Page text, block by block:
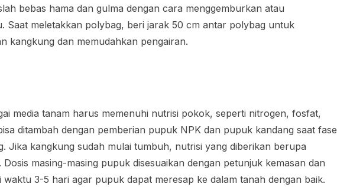
bebas hama dan gulma dengan cara menggemburkan atau
Saat meletakkan polybag, beri jarak 50 cm antar polybag untuk
kangkung dan memudahkan pengairan.
media tanam harus memenuhi nutrisi pokok, seperti nitrogen, fosfat,
ditambah dengan pemberian pupuk NPK dan pupuk kandang saat fase
Jika kangkung sudah mulai tumbuh, nutrisi yang diberikan berupa
masing-masing pupuk disesuaikan dengan petunjuk kemasan dan
3-5 hari agar pupuk dapat meresap ke dalam tanah dengan baik.